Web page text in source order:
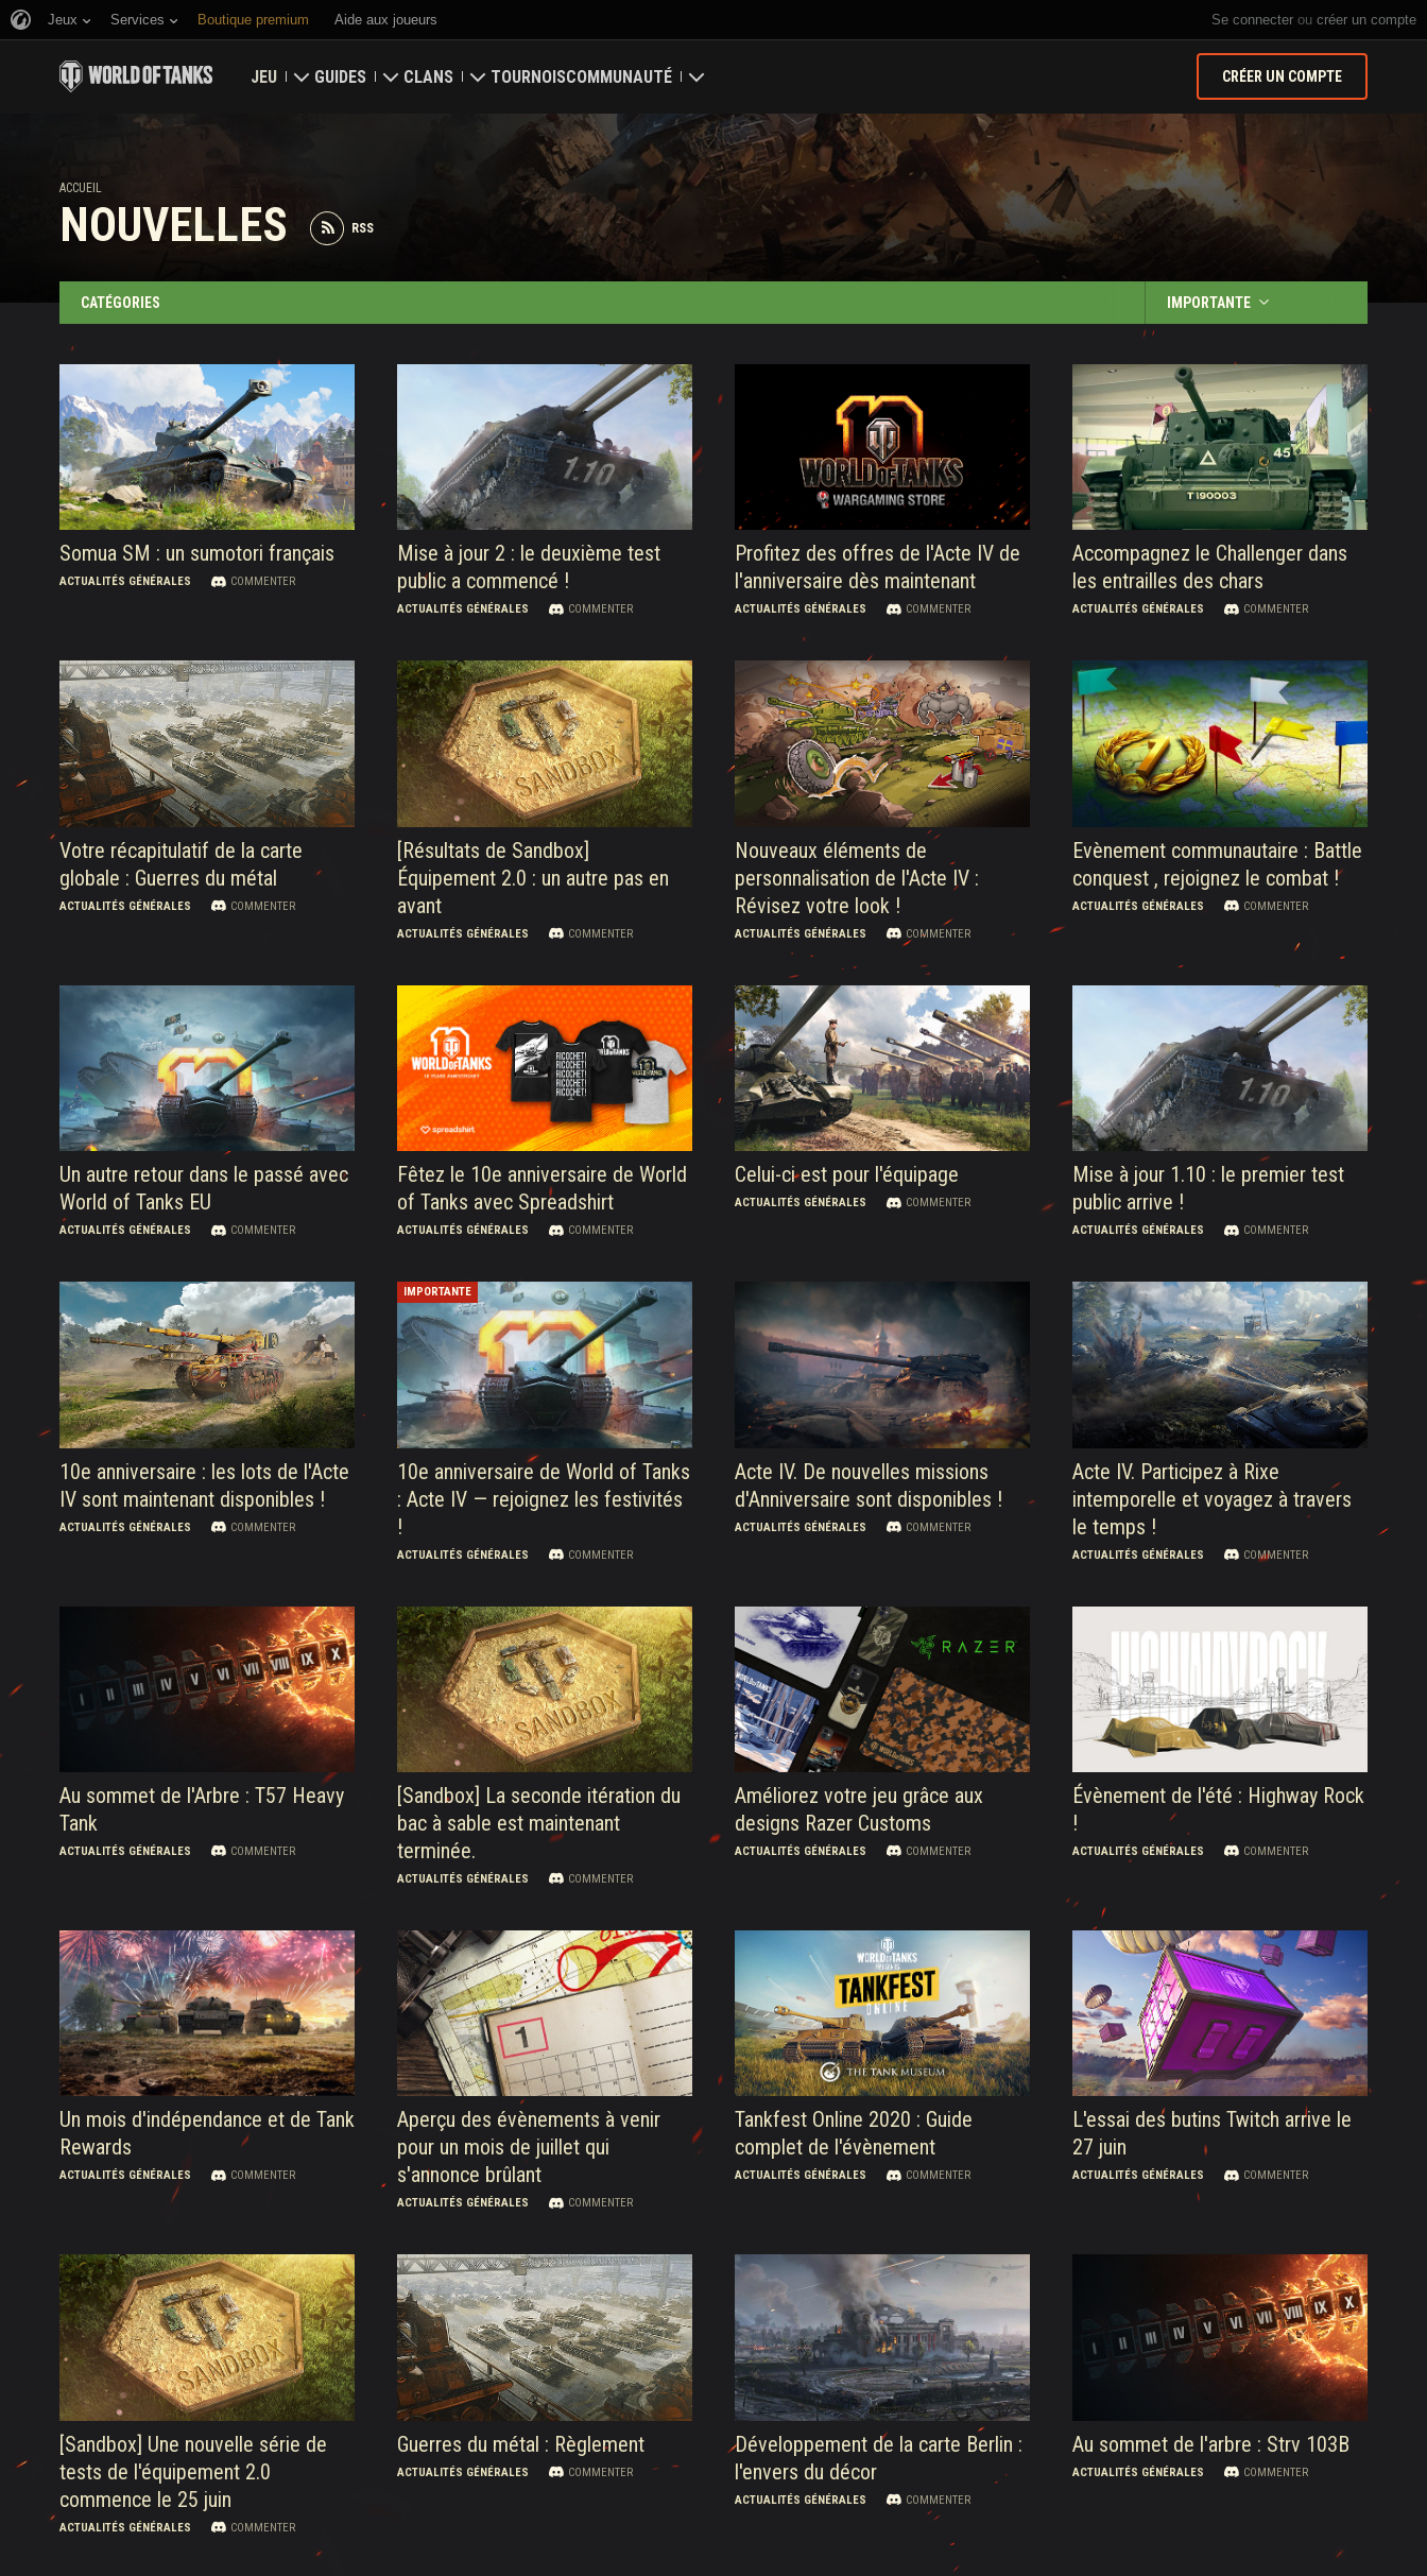
Se connecter ou créer un compte
Jeux Services Boutique premium Aide aux joueurs
JEU
Mises à jour
Tankopedia
Musique
GUIDES
Économie du jeu
Politique de fair-play
Wargaming.net Game Center
Guide des Butins Twitch
CLANS TOURNOISCOMMUNAUTÉ
Mon profil
Chercher des joueurs
Parrainer un ami
Médias
CRÉER UN COMPTE
ACCUEIL
NOUVELLES RSS
CATÉGORIES IMPORTANTE
Somua SM : un sumotori français
ACTUALITÉS GÉNÉRALES COMMENTER
Mise à jour 2 : le deuxième test
public a commencé !
ACTUALITÉS GÉNÉRALES COMMENTER
Profitez des offres de l'Acte IV de
l'anniversaire dès maintenant
ACTUALITÉS GÉNÉRALES COMMENTER
Accompagnez le Challenger dans
les entrailles des chars
ACTUALITÉS GÉNÉRALES COMMENTER
Votre récapitulatif de la carte
globale : Guerres du métal
ACTUALITÉS GÉNÉRALES COMMENTER
[Résultats de Sandbox]
Équipement 2.0 : un autre pas en
avant
ACTUALITÉS GÉNÉRALES COMMENTER
Nouveaux éléments de
personnalisation de l'Acte IV :
Révisez votre look !
ACTUALITÉS GÉNÉRALES COMMENTER
Evènement communautaire : Battle
conquest , rejoignez le combat !
ACTUALITÉS GÉNÉRALES COMMENTER
Un autre retour dans le passé avec
World of Tanks EU
ACTUALITÉS GÉNÉRALES COMMENTER
Fêtez le 10e anniversaire de World
of Tanks avec Spreadshirt
ACTUALITÉS GÉNÉRALES COMMENTER
Celui-ci est pour l'équipage
ACTUALITÉS GÉNÉRALES COMMENTER
Mise à jour 1.10 : le premier test
public arrive !
ACTUALITÉS GÉNÉRALES COMMENTER
10e anniversaire : les lots de l'Acte
IV sont maintenant disponibles !
ACTUALITÉS GÉNÉRALES COMMENTER
IMPORTANTE
10e anniversaire de World of Tanks
: Acte IV — rejoignez les festivités
!
ACTUALITÉS GÉNÉRALES COMMENTER
Acte IV. De nouvelles missions
d'Anniversaire sont disponibles !
ACTUALITÉS GÉNÉRALES COMMENTER
Acte IV. Participez à Rixe
intemporelle et voyagez à travers
le temps !
ACTUALITÉS GÉNÉRALES COMMENTER
Au sommet de l'Arbre : T57 Heavy
Tank
ACTUALITÉS GÉNÉRALES COMMENTER
[Sandbox] La seconde itération du
bac à sable est maintenant
terminée.
ACTUALITÉS GÉNÉRALES COMMENTER
Améliorez votre jeu grâce aux
designs Razer Customs
ACTUALITÉS GÉNÉRALES COMMENTER
Évènement de l'été : Highway Rock
!
ACTUALITÉS GÉNÉRALES COMMENTER
Un mois d'indépendance et de Tank
Rewards
ACTUALITÉS GÉNÉRALES COMMENTER
Aperçu des évènements à venir
pour un mois de juillet qui
s'annonce brûlant
ACTUALITÉS GÉNÉRALES COMMENTER
Tankfest Online 2020 : Guide
complet de l'évènement
ACTUALITÉS GÉNÉRALES COMMENTER
L'essai des butins Twitch arrive le
27 juin
ACTUALITÉS GÉNÉRALES COMMENTER
[Sandbox] Une nouvelle série de
tests de l'équipement 2.0
commence le 25 juin
ACTUALITÉS GÉNÉRALES COMMENTER
Guerres du métal : Règlement
ACTUALITÉS GÉNÉRALES COMMENTER
Développement de la carte Berlin :
l'envers du décor
ACTUALITÉS GÉNÉRALES COMMENTER
Au sommet de l'arbre : Strv 103B
ACTUALITÉS GÉNÉRALES COMMENTER